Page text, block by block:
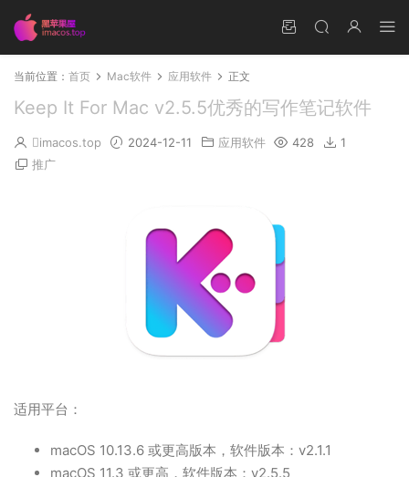
当前位置： 首页 Mac软件 应用软件 正文
Keep It For Mac v2.5.5优秀的写作笔记软件
imacos.top 2024-12-11 应用软件 428
1
推广
适用平台：
macOS 10.13.6 或更高版本，软件版本：v2.1.1
macOS 11.3 或更高，软件版本：v2.5.5